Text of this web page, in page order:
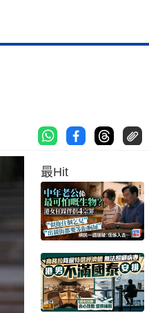
最Hit